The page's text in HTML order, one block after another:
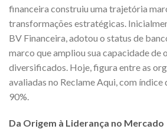
financeira construiu uma trajetória
transformações estratégicas.
BV Financeira, adotou o status de
marco que ampliou sua capacidade de
diversificados. Hoje, figura entre as
avaliadas no Reclame Aqui, com índice
90%.
Da Origem à Liderança no Mercado